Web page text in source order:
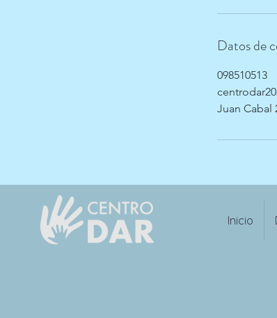
Datos de
098510513
Juan
Inicio